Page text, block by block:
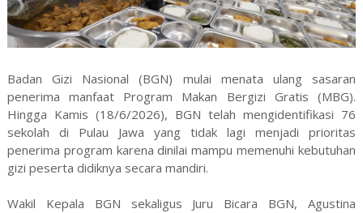
Badan Gizi Nasional (BGN) mulai menata ulang sasaran
penerima manfaat Program Makan Bergizi Gratis (MBG).
Hingga Kamis (18/6/2026), BGN telah mengidentifikasi 76
sekolah di Pulau Jawa yang tidak lagi menjadi prioritas
penerima program karena dinilai mampu memenuhi kebutuhan
gizi peserta didiknya secara mandiri.
Wakil Kepala BGN sekaligus Juru Bicara BGN, Agustina